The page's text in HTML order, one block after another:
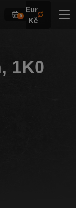
0
Eur
Kč
1K0